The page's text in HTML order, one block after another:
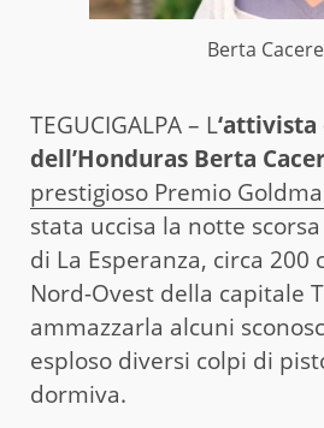
Berta
TEGUCIGALPA – L
dell’Honduras Berta
prestigioso Premio
stata uccisa la notte
di La Esperanza, circa 200
Nord-Ovest della capitale
ammazzarla alcuni
esploso diversi colpi di
dormiva.